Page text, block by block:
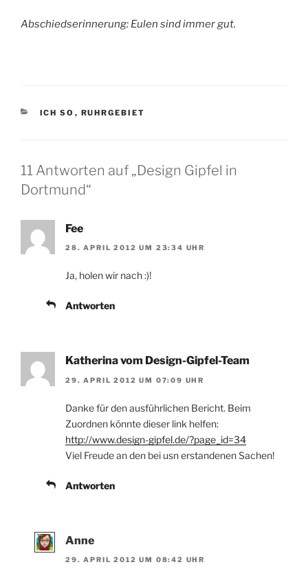
Abschiedserinnerung: Eulen sind immer gut.
KATEGORIEN
ICH SO , RUHRGEBIET
11 Antworten auf „Design Gipfel in
Dortmund“
Fee
28. APRIL 2012 UM 23:34 UHR
Ja, holen wir nach :)!
Antworten
Katherina vom Design-Gipfel-Team
29. APRIL 2012 UM 07:09 UHR
Danke für den ausführlichen Bericht. Beim
Zuordnen könnte dieser link helfen:
http://www.design-gipfel.de/?page_id=34
Viel Freude an den bei usn erstandenen Sachen!
Antworten
Anne
29. APRIL 2012 UM 08:42 UHR